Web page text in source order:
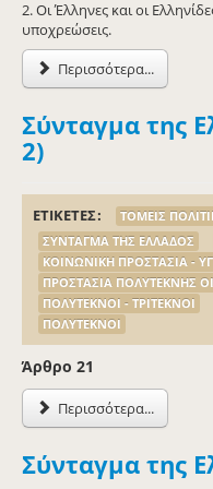
2. Οι Έλληνες και οι
υποχρεώσεις.
Περισσότερα...
Σύνταγμα της
2)
ΕΤΙΚΕΤΕΣ ΤΟΜΕΙΣ
ΣΥΝΤΑΓΜΑ ΤΗΣ ΕΛΛΑΔΟΣ
ΚΟΙΝΩΝΙΚΗ ΠΡΟΣΤΑΣΙΑ -
ΠΡΟΣΤΑΣΙΑ ΠΟΛΥΤΕΚΝΗΣ
ΠΟΛΥΤΕΚΝΟΙ - ΤΡΙΤΕΚΝΟΙ
ΠΟΛΥΤΕΚΝΟΙ
Άρθρo 21
Περισσότερα...
Σύνταγμα της